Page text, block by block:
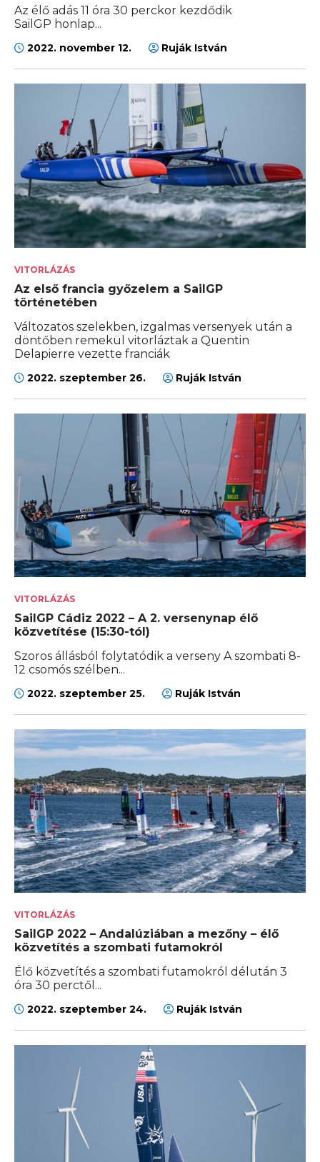
Az élő adás 11 óra 30 perckor kezdődik
SailGP honlap...
2022. november 12. Ruják István
VITORLÁZÁS
Az első francia győzelem a SailGP
történetében
Változatos szelekben, izgalmas versenyek után a
döntőben remekül vitorláztak a Quentin
Delapierre vezette franciák
2022. szeptember 26. Ruják István
VITORLÁZÁS
SailGP Cádiz 2022 – A 2. versenynap élő
közvetítése (15:30-tól)
Szoros állásból folytatódik a verseny A szombati 8-
12 csomós szélben...
2022. szeptember 25. Ruják István
VITORLÁZÁS
SailGP 2022 – Andalúziában a mezőny – élő
közvetítés a szombati futamokról
Élő közvetítés a szombati futamokról délután 3
óra 30 perctől...
2022. szeptember 24. Ruják István